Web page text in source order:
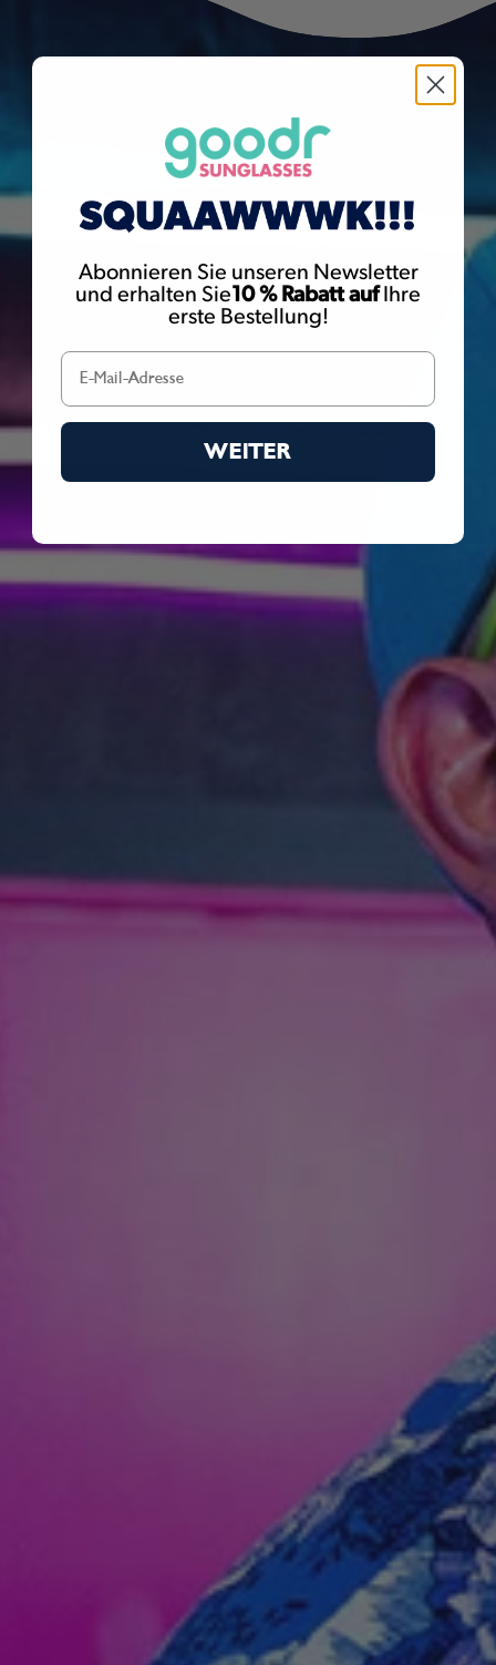
goodr-Sonnenbrillen sind mit Metallschrauben versehen, durch
die Sie möglicherweise Nickel ausgesetzt sind. Nickel gilt im
Bundesstaat Kalifornien als krebserregend. Weitere Informationen
finden Sie unterwww.P65Warnings.ca.gov
Abonnieren Sie unseren Newsletter
und erhalten Sie10 % Rabatt aufIhre
erste Bestellung!
WEITER